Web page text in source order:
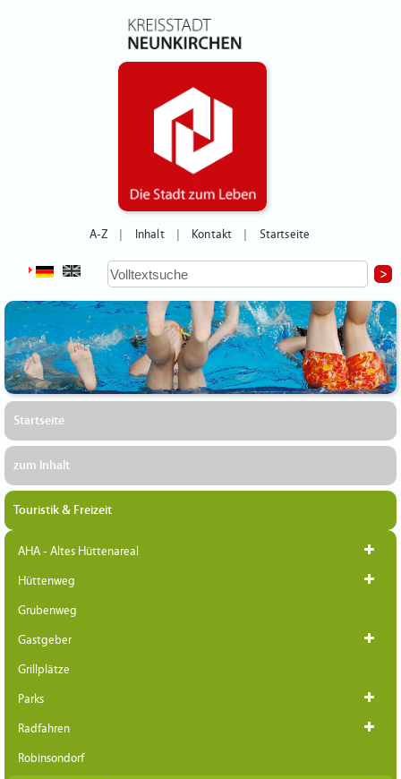
A-Z Inhalt Kontakt Startseite
Startseite
zum Inhalt
Touristik & Freizeit
AHA - Altes Hüttenareal
Hüttenweg
Grubenweg
Gastgeber
Grillplätze
Parks
Radfahren
Robinsondorf